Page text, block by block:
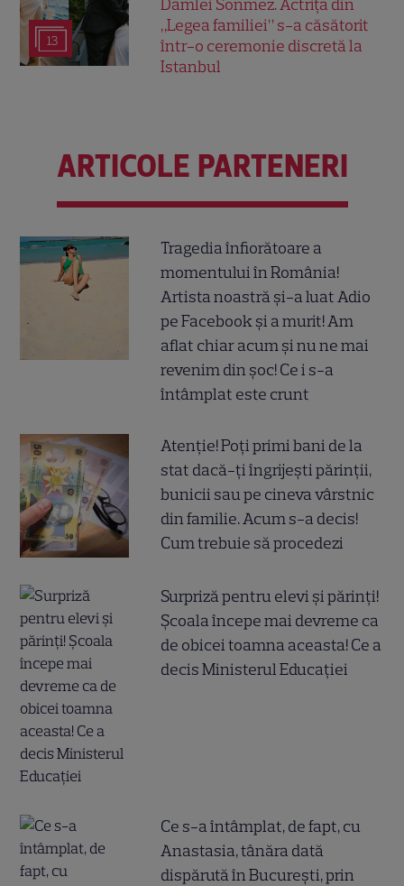
13
Damlei Sönmez. Actrița din
„Legea familiei” s-a căsătorit
într-o ceremonie discretă la
Istanbul
ARTICOLE PARTENERI
Tragedia înfiorătoare a
momentului în România!
Artista noastră și-a luat Adio
pe Facebook și a murit! Am
aflat chiar acum și nu ne mai
revenim din șoc! Ce i s-a
întâmplat este crunt
Atenție! Poți primi bani de la
stat dacă-ți îngrijești părinții,
bunicii sau pe cineva vârstnic
din familie. Acum s-a decis!
Cum trebuie să procedezi
Surpriză pentru elevi și părinți!
Școala începe mai devreme ca
de obicei toamna aceasta! Ce a
decis Ministerul Educației
Ce s-a întâmplat, de fapt, cu
Anastasia, tânăra dată
dispărută în București, prin